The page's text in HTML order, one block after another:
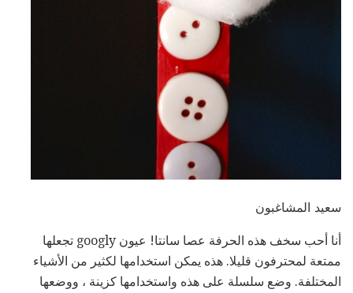
سعيد المشاغبون
أنا أحب سخف هذه الحرفة عصا سانتا! عيون googly تجعلها
ممتعة لمحترفون قليلا. هذه يمكن استخدامها لكثير من الأشياء
المختلفة. وضع سلسلة على هذه واستخدامها كزينة ، ووضعها